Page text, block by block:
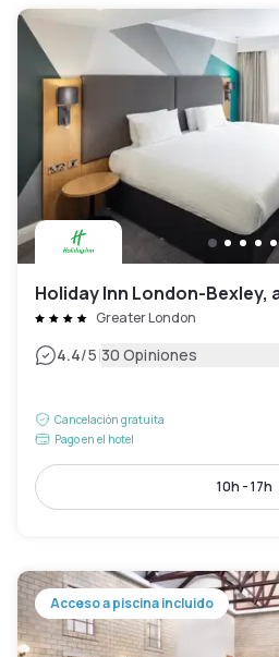
Holiday Inn London-Bexley,
Greater London
4.4/5|30 Opiniones
Cancelación gratuita
Pago en el hotel
10h - 17h
Acceso a piscina incluido